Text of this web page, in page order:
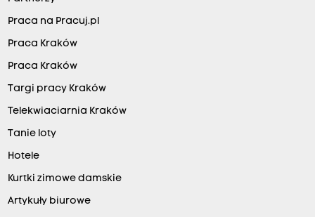
Praca na Pracuj.pl
Praca Kraków
Praca Kraków
Targi pracy Kraków
Telekwiaciarnia Kraków
Tanie loty
Hotele
Kurtki zimowe damskie
Artykuły biurowe